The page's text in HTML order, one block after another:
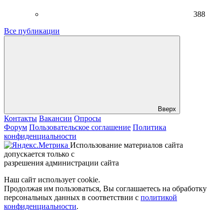
388
Все публикации
Вверх
Контакты Вакансии Опросы
Форум Пользовательское соглашение Политика
конфиденциальности
Использование материалов сайта
допускается только с
разрешения администрации сайта
Наш сайт использует cookie.
Продолжая им пользоваться, Вы соглашаетесь на обработку
персональных данных в соответствии с политикой
конфиденциальности.